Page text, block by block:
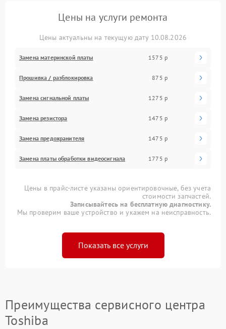
Цены на услуги ремонта
Цены актуальны на текущую дату 10.08.2026
Замена материнской платы 1575 р
Прошивка / разблокировка 875 р
Замена сигнальной платы 1275 р
Замена резистора 1475 р
Замена предохранителя 1475 р
Замена платы обработки видеосигнала 1775 р
Цены в прайс-листе указаны ориентировочные, без учета
стоимости запчастей.
Записывайтесь на бесплатную диагностику.
Мы проверим ваше устройство и укажем на неисправность.
Показать все услуги
Преимущества сервисного центра
Toshiba